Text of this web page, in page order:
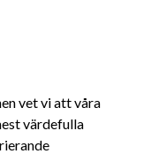
vet vi att våra
värdefulla